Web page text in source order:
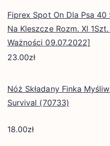
Fiprex Spot On Dla Psa 40
Na Kleszcze Rozm. Xl
Ważności 09.07.2022]
23.00zł
Nóż Składany Finka
Survival (70733)
18.00zł